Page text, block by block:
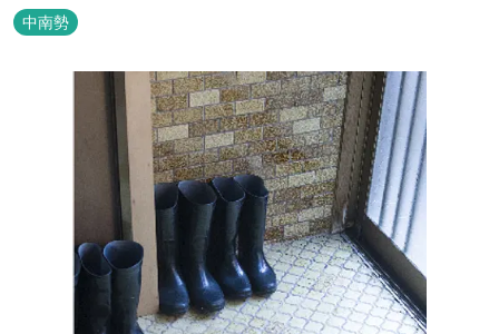
から4〜6名で泊まれる和洋室まで幅広く、旅のスタイルに合わせて
選べます。 天然温泉の大浴場・露天風呂、ロウリュ式サウナで体を
中南勢